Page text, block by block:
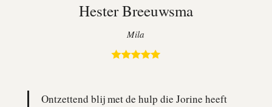
Hester Breeuwsma
Mila
Ontzettend blij met de hulp die Jorine heeft